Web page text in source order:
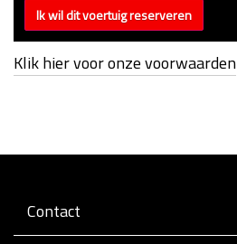
Klik hier voor onze voorwaarden
Contact